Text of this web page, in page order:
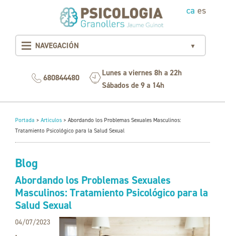
NAVEGACIÓN ▼
caes
680844480
Lunes a viernes 8h a 22h
Sábados de 9 a 14h
Portada > Articulos > Abordando los Problemas Sexuales Masculinos:
Tratamiento Psicológico para la Salud Sexual
Blog
Abordando los Problemas Sexuales
Masculinos: Tratamiento Psicológico para la
Salud Sexual
04/07/2023